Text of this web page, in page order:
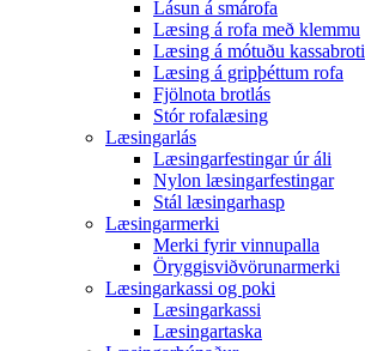
Lásun á smárofa
Læsing á rofa með klemmu
Læsing á mótuðu kassabroti
Læsing á gripþéttum rofa
Fjölnota brotlás
Stór rofalæsing
Læsingarlás
Læsingarfestingar úr áli
Nylon læsingarfestingar
Stál læsingarhasp
Læsingarmerki
Merki fyrir vinnupalla
Öryggisviðvörunarmerki
Læsingarkassi og poki
Læsingarkassi
Læsingartaska